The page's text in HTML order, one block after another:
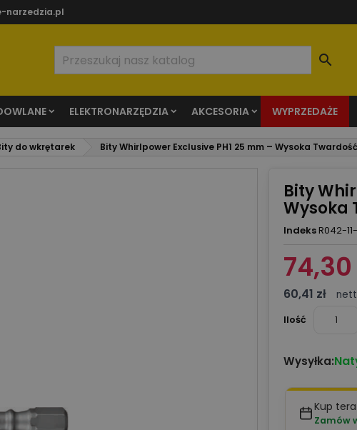
narzedzia.pl

ELEKTRONARZĘDZIA AKCESORIA WYPRZEDAŻE
do wkrętarek Bity Whirlpower Exclusive PH1 25 mm – Wysoka
Bity
Wysoka
IndeksR042-
74,30
60,41 zł
Ilość
Wysyłka:
Kup
Zamów